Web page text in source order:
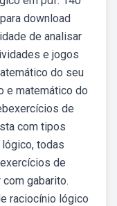
download
de analisar
e jogos
do seu
e matemático do
de
com tipos
todas
de
gabarito.
raciocínio lógico